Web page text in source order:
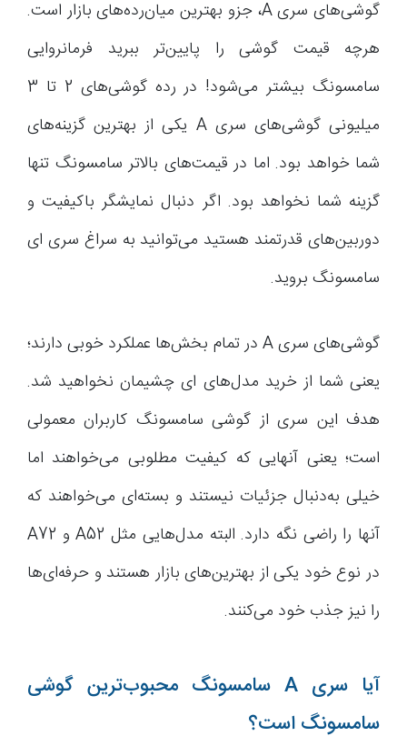
گوشی‌های سری A، جزو بهترین میان‌رده‌های بازار است.
هرچه قیمت گوشی را پایین‌تر ببرید فرمانروایی
سامسونگ بیشتر می‌شود! در رده گوشی‌های 2 تا 3
میلیونی گوشی‌های سری A یکی از بهترین گزینه‌های
شما خواهد بود. اما در قیمت‌های بالاتر سامسونگ تنها
گزینه شما نخواهد بود. اگر دنبال نمایشگر باکیفیت و
دوربین‌های قدرتمند هستید می‌توانید به سراغ سری ای
سامسونگ بروید.
گوشی‌های سری A در تمام بخش‌ها عملکرد خوبی دارند؛
یعنی شما از خرید مدل‌های ای چشیمان نخواهید شد.
هدف این سری از گوشی سامسونگ کاربران معمولی
است؛ یعنی آنهایی که کیفیت مطلوبی می‌خواهند اما
خیلی به‌دنبال جزئیات نیستند و بسته‌ای می‌خواهند که
آنها را راضی نگه دارد. البته مدل‌هایی مثل A52 و A72
در نوع خود یکی از بهترین‌های بازار هستند و حرفه‌ای‌ها
را نیز جذب خود می‌کنند.
آیا سری A سامسونگ محبوب‌ترین گوشی
سامسونگ است؟